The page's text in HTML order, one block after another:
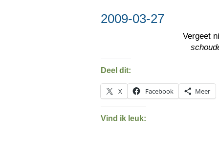
2009-03-27
Vergeet
Deel dit:
X Facebook Meer
Vind ik leuk: